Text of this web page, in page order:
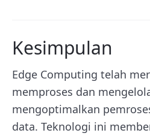
Kesimpulan
Edge Computing telah
memproses dan
mengoptimalkan
data. Teknologi ini